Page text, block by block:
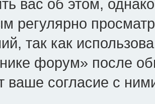
вас об этом,
регулярно
так как
форум» после
ваше согласие с